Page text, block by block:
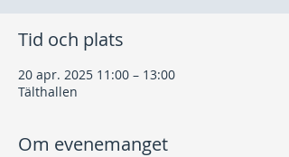
Tid och plats
20 apr. 2025 11:00 – 13:00
Tälthallen
Om evenemanget